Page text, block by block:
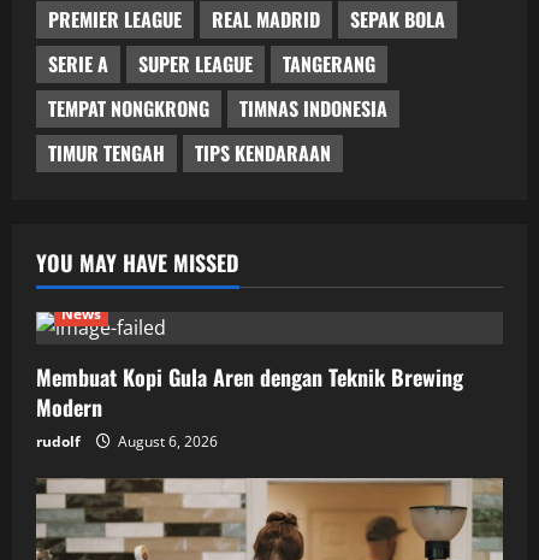
PREMIER LEAGUE
REAL MADRID
SEPAK BOLA
SERIE A
SUPER LEAGUE
TANGERANG
TEMPAT NONGKRONG
TIMNAS INDONESIA
TIMUR TENGAH
TIPS KENDARAAN
YOU MAY HAVE MISSED
News
Membuat Kopi Gula Aren dengan Teknik Brewing
Modern
rudolf August 6, 2026